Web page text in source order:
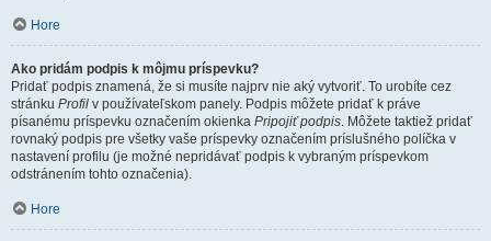
Hore
Ako pridám podpis k môjmu príspevku?
Pridať podpis znamená, že si musíte najprv nie aký vytvoriť. To urobíte cez
stránku Profil v používateľskom panely. Podpis môžete pridať k práve
písanému príspevku označením okienka Pripojiť podpis. Môžete taktiež pridať
rovnaký podpis pre všetky vaše príspevky označením príslušného políčka v
nastavení profilu (je možné nepridávať podpis k vybraným príspevkom
odstránením tohto označenia).
Hore